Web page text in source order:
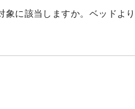
に該当しますか。ベッドよ